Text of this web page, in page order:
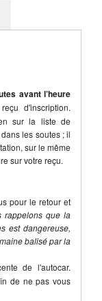
avant l’heure
d'inscription.
sur la liste de
les soutes ; il
sur le même
sur votre reçu.
pour le retour et
rappelons que la
est dangereuse,
balisé par la
de l'autocar.
de ne pas vous